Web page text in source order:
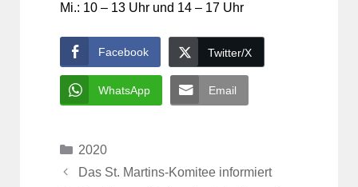
Mi.: 10 – 13 Uhr und 14 – 17 Uhr
Facebook Twitter/X
WhatsApp Email
Kategorien
2020
Das St. Martins-Komitee informiert